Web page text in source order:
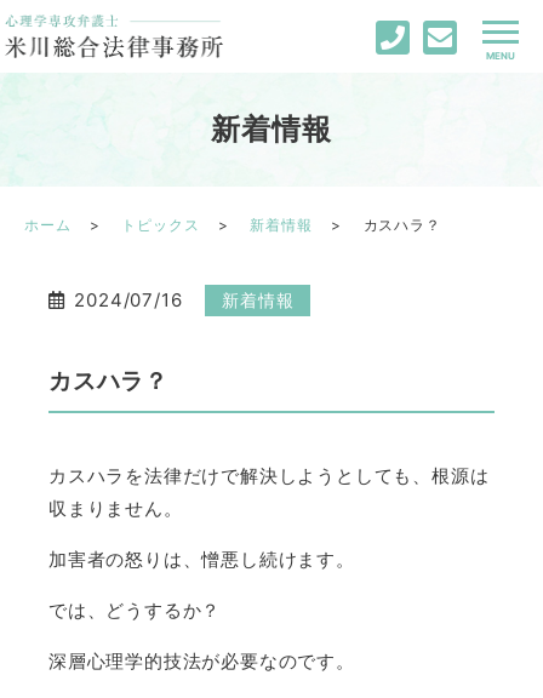
新着情報
ホーム トピックス 新着情報 カスハラ？
2024/07/16 新着情報
カスハラ？
カスハラを法律だけで解決しようとしても、根源は
収まりません。
加害者の怒りは、憎悪し続けます。
では、どうするか？
深層心理学的技法が必要なのです。